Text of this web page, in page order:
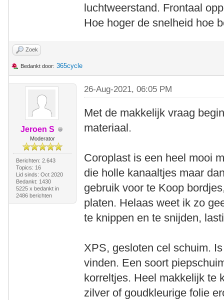
luchtweerstand. Frontaal
Hoe hoger de snelheid hoe
Zoek
Bedankt door: 365cycle
Jeroen S
Moderator
Berichten: 2.643
Topics: 16
Lid sinds: Oct 2020
Bedankt: 1430
5225 x bedankt in
2486 berichten
26-Aug-2021, 06:05 PM
Met de makkelijk vraag
materiaal.
Coroplast is een heel mooi
die holle kanaaltjes maar
gebruik voor te Koop
platen. Helaas weet ik zo
te knippen en te snijden,
XPS, gesloten cel schuim.
vinden. Een soort
korreltjes. Heel makkelijk te
zilver of goudkleurige folie